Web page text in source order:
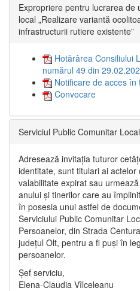
Expropriere pentru lucrarea de
local „Realizare variantă
infrastructurii rutiere existente”
Hotărârea Consiliului
numărul 49 din
Notificare de acces în
Convocare
Serviciul Public Comunitar
Adresează invitația tuturor
identitate, sunt titulari ai
valabilitate expirat sau
anului și tinerilor care au
în posesia unui astfel de
Serviciului Public Comunitar
Persoanelor, din Strada
județul Olt, pentru a fi puși în
persoanelor.
Șef serviciu,
Elena-Claudia Vîlceleanu